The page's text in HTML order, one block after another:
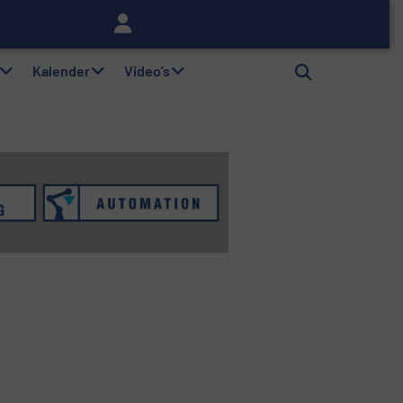
Kalender Video’s